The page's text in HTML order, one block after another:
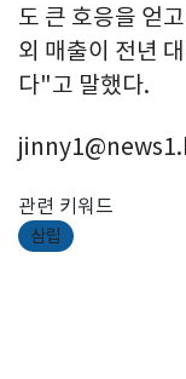
도 큰 호응을 얻
외 매출이 전년
다"고 말했다.
관련 키워드
삼립